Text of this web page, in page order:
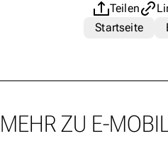
Teilen
Startseite
MEHR ZU E-